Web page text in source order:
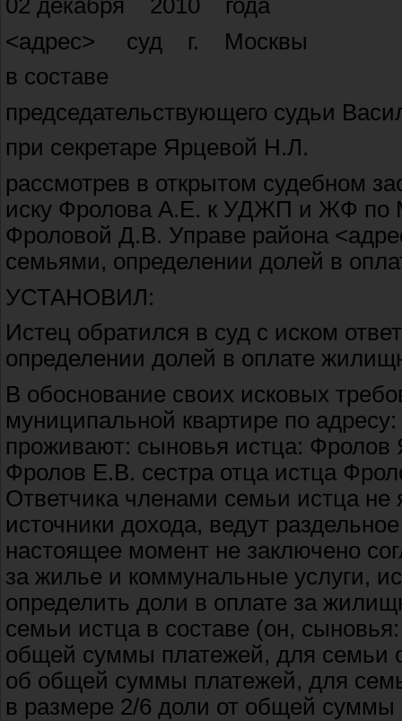
02 декабря 2010 года
<адрес> суд г. Москвы
в составе
председательствующего судьи
при секретаре Ярцевой Н.Л.
рассмотрев в открытом судебном
иску Фролова А.Е. к УДЖП и ЖФ по
Фроловой Д.В. Управе района
семьями, определении долей в
УСТАНОВИЛ:
Истец обратился в суд с иском
определении долей в оплате
В обоснование своих исковых
муниципальной квартире по
проживают: сыновья истца: Фролов
Фролов Е.В. сестра отца истца
Ответчика членами семьи истца
источники дохода, ведут
настоящее момент не заключено
за жилье и коммунальные услуги,
определить доли в оплате за
семьи истца в составе (он,
общей суммы платежей, для семьи
об общей суммы платежей, для
в размере 2/6 доли от общей суммы